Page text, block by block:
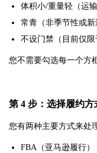
体积小/重量轻（运
常青（非季节性或新
不设门禁（目前仅限
您不需要勾选每一个方
第 4 步：选择履约方
您有两种主要方式来处
FBA（亚马逊履行）